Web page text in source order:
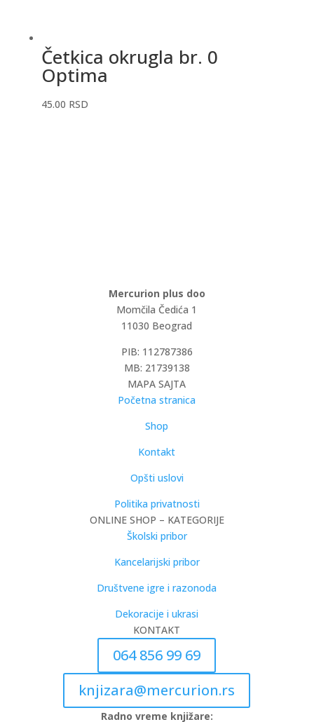
Četkica okrugla br. 0
Optima
45.00 RSD
Mercurion plus doo
Momčila Čedića 1
11030 Beograd
PIB: 112787386
MB: 21739138
MAPA SAJTA
Početna stranica
Shop
Kontakt
Opšti uslovi
Politika privatnosti
ONLINE SHOP – KATEGORIJE
Školski pribor
Kancelarijski pribor
Društvene igre i razonoda
Dekoracije i ukrasi
KONTAKT
064 856 99 69
knjizara@mercurion.rs
Radno vreme knjižare: